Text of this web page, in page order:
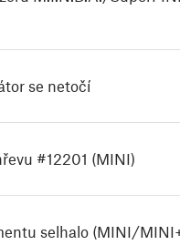
se netočí
#12201 (MINI)
selhalo (MINI/